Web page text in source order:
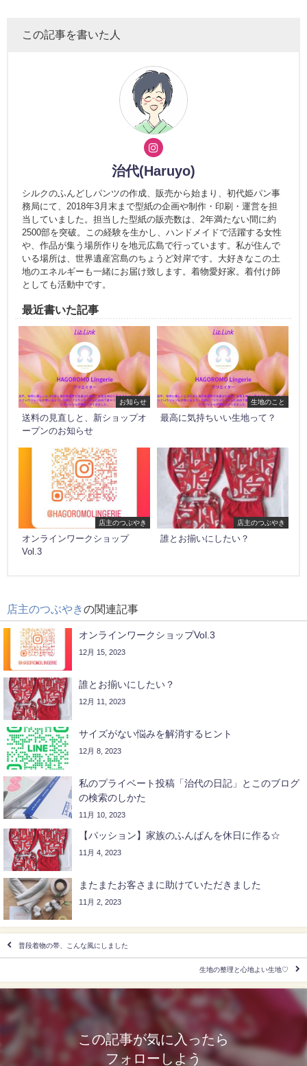
この記事を書いた人
治代(Haruyo)
シルクのふんどしパンツの作成、販売から始まり、初代姫パン事
務局にて、2018年3月末まで型紙の企画や制作・印刷・運営を担
当していました。担当した型紙の販売数は、2年満たない間に約
2500部を突破。この経験を生かし、ハンドメイドで活躍する女性
や、作品が集う場所作りを地元広島で行っています。私が住んで
いる場所は、世界遺産宮島のちょうど対岸です。大好きなこの土
地のエネルギーも一緒にお届け致します。着物愛好家。着付け師
としても活動中です。
最近書いた記事
お知らせ
送料の見直しと、新ショップオ
ープンのお知らせ
生地のこと
最高に気持ちいい生地って？
店主のつぶやき
オンラインワークショップ
Vol.3
店主のつぶやき
誰とお揃いにしたい？
店主のつぶやきの関連記事
オンラインワークショップVol.3
12月 15, 2023
誰とお揃いにしたい？
12月 11, 2023
サイズがない悩みを解消するヒント
12月 8, 2023
私のプライベート投稿「治代の日記」とこのブログ
の検索のしかた
11月 10, 2023
【パッション】家族のふんぱんを休日に作る☆
11月 4, 2023
またまたお客さまに助けていただきました
11月 2, 2023
普段着物の帯、こんな風にしました
生地の整理と心地よい生地♡
この記事が気に入ったら
フォローしよう